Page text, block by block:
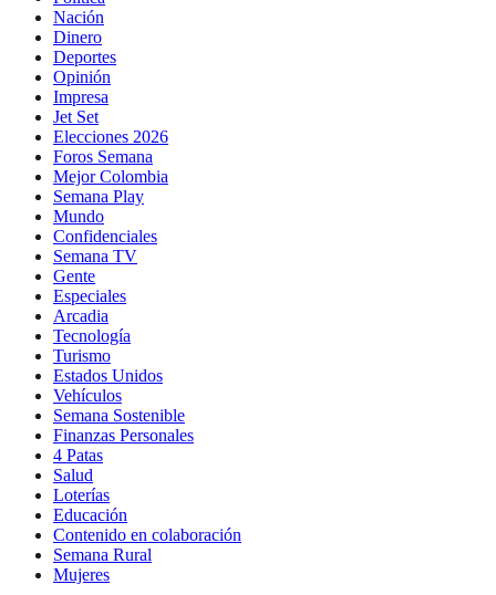
Nación
Dinero
Deportes
Opinión
Impresa
Jet Set
Elecciones 2026
Foros Semana
Mejor Colombia
Semana Play
Mundo
Confidenciales
Semana TV
Gente
Especiales
Arcadia
Tecnología
Turismo
Estados Unidos
Vehículos
Semana Sostenible
Finanzas Personales
4 Patas
Salud
Loterías
Educación
Contenido en colaboración
Semana Rural
Mujeres